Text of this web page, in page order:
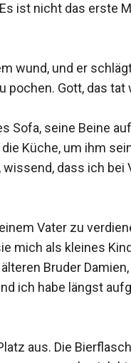
ist nicht das erste
wund, und er
pochen. Gott, das tat
Sofa, seine Beine
Küche, um ihm
dass ich
Vater zu
mich als kleines
Bruder
ich habe längst
aus. Die